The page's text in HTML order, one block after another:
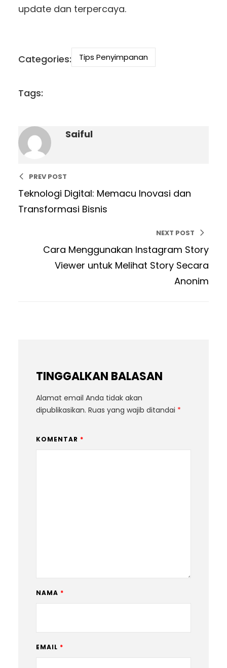
update dan terpercaya.
Categories: Tips Penyimpanan
Tags:
Saiful
PREV POST
Teknologi Digital: Memacu Inovasi dan
Transformasi Bisnis
NEXT POST
Cara Menggunakan Instagram Story
Viewer untuk Melihat Story Secara
Anonim
TINGGALKAN BALASAN
Alamat email Anda tidak akan
dipublikasikan. Ruas yang wajib ditandai *
KOMENTAR *
NAMA *
EMAIL *